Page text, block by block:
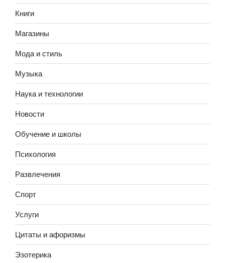
Книги
Магазины
Мода и стиль
Музыка
Наука и технологии
Новости
Обучение и школы
Психология
Развлечения
Спорт
Услуги
Цитаты и афоризмы
Эзотерика